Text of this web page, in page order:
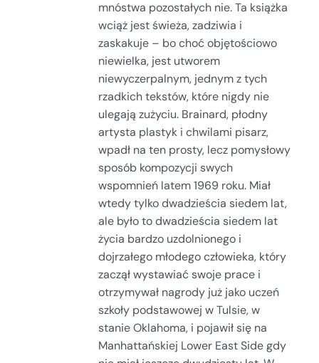
mnóstwa pozostałych nie. Ta książka
wciąż jest świeża, zadziwia i
zaskakuje – bo choć objętościowo
niewielka, jest utworem
niewyczerpalnym, jednym z tych
rzadkich tekstów, które nigdy nie
ulegają zużyciu. Brainard, płodny
artysta plastyk i chwilami pisarz,
wpadł na ten prosty, lecz pomysłowy
sposób kompozycji swych
wspomnień latem 1969 roku. Miał
wtedy tylko dwadzieścia siedem lat,
ale było to dwadzieścia siedem lat
życia bardzo uzdolnionego i
dojrzałego młodego człowieka, który
zaczął wystawiać swoje prace i
otrzymywał nagrody już jako uczeń
szkoły podstawowej w Tulsie, w
stanie Oklahoma, i pojawił się na
Manhattańskiej Lower East Side gdy